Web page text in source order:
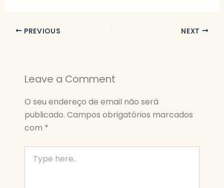
PREVIOUS NEXT
Leave a Comment
O seu endereço de email não será
publicado. Campos obrigatórios marcados
com *
here..